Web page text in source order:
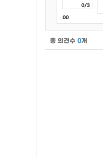
0/3
00
총 의견수 0개